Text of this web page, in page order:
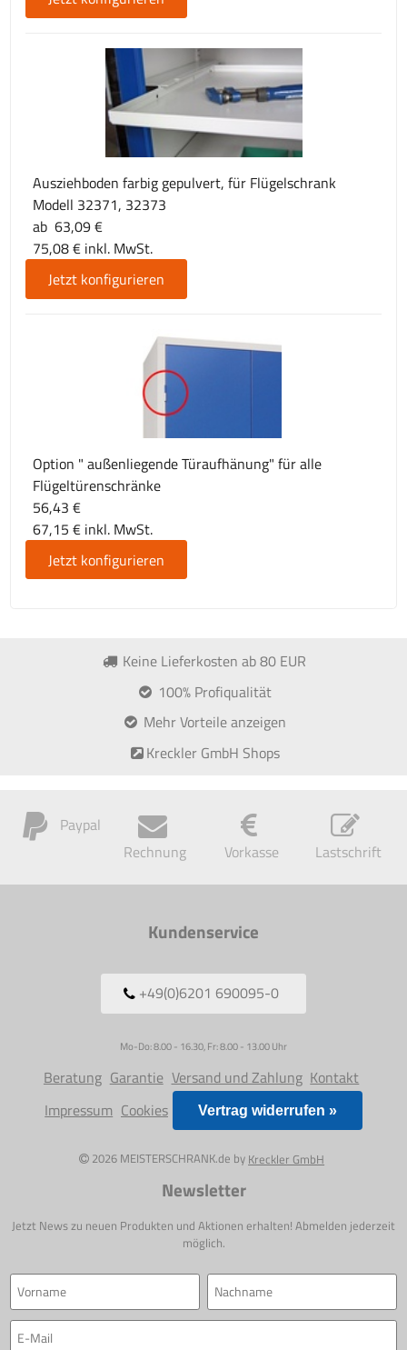
Ausziehboden farbig gepulvert, für Flügelschrank
Modell 32371, 32373
ab 63,09 €
75,08 € inkl. MwSt.
Jetzt konfigurieren
Option " außenliegende Türaufhänung" für alle
Flügeltürenschränke
56,43 €
67,15 € inkl. MwSt.
Jetzt konfigurieren
Keine Lieferkosten ab 80 EUR
100% Profiqualität
Mehr Vorteile anzeigen
Kreckler GmbH Shops
Paypal
Rechnung
Vorkasse Lastschrift
Kundenservice
+49(0)6201 690095-0
Mo-Do: 8.00 - 16.30, Fr: 8.00 - 13.00 Uhr
Beratung Garantie Versand und Zahlung Kontakt
Impressum Cookies Vertrag widerrufen »
2026 MEISTERSCHRANK.de by Kreckler GmbH
Newsletter
Jetzt News zu neuen Produkten und Aktionen erhalten! Abmelden jederzeit
möglich.